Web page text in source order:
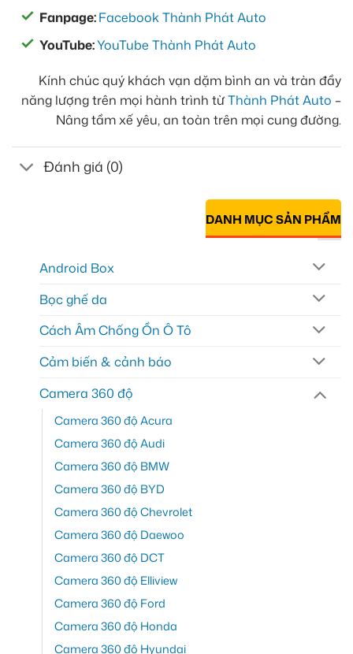
Fanpage:Facebook Thành Phát Auto
YouTube:YouTube Thành Phát Auto
Kính chúc quý khách vạn dặm bình an và tràn đầy
năng lượng trên mọi hành trình từThành Phát Auto –
Nâng tầm xế yêu, an toàn trên mọi cung đường.
Đánh giá (0)
DANH MỤC SẢN PHẨM
Android Box
Bọc ghế da
Cách Âm Chống Ồn Ô Tô
Cảm biến & cảnh báo
Camera 360 độ
Camera 360 độ Acura
Camera 360 độ Audi
Camera 360 độ BMW
Camera 360 độ BYD
Camera 360 độ Chevrolet
Camera 360 độ Daewoo
Camera 360 độ DCT
Camera 360 độ Elliview
Camera 360 độ Ford
Camera 360 độ Honda
Camera 360 độ Hyundai